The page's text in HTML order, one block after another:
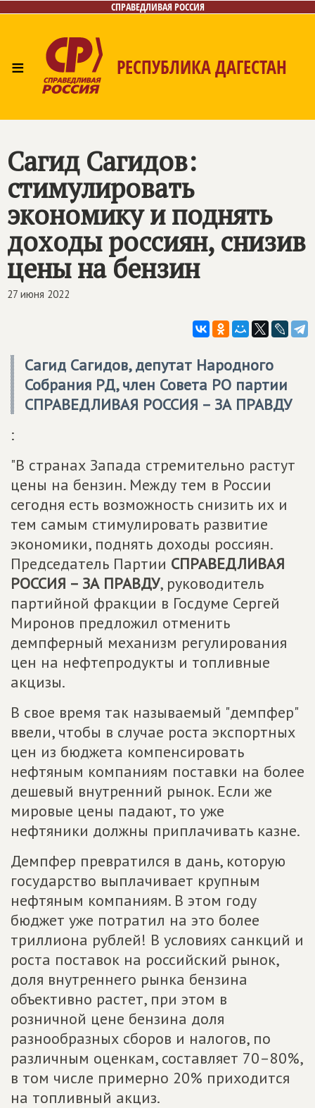
СПРАВЕДЛИВАЯ РОССИЯ
≡ РЕСПУБЛИКА ДАГЕСТАН
Сагид Сагидов:
стимулировать
экономику и поднять
доходы россиян, снизив
цены на бензин
27 июня 2022
Сагид Сагидов, депутат Народного
Собрания РД, член Совета РО партии
СПРАВЕДЛИВАЯ РОССИЯ – ЗА ПРАВДУ
:
"В странах Запада стремительно растут
цены на бензин. Между тем в России
сегодня есть возможность снизить их и
тем самым стимулировать развитие
экономики, поднять доходы россиян.
Председатель Партии СПРАВЕДЛИВАЯ
РОССИЯ – ЗА ПРАВДУ, руководитель
партийной фракции в Госдуме Сергей
Миронов предложил отменить
демпферный механизм регулирования
цен на нефтепродукты и топливные
акцизы.
В свое время так называемый "демпфер"
ввели, чтобы в случае роста экспортных
цен из бюджета компенсировать
нефтяным компаниям поставки на более
дешевый внутренний рынок. Если же
мировые цены падают, то уже
нефтяники должны приплачивать казне.
Демпфер превратился в дань, которую
государство выплачивает крупным
нефтяным компаниям. В этом году
бюджет уже потратил на это более
триллиона рублей! В условиях санкций и
роста поставок на российский рынок,
доля внутреннего рынка бензина
объективно растет, при этом в
розничной цене бензина доля
разнообразных сборов и налогов, по
различным оценкам, составляет 70–80%,
в том числе примерно 20% приходится
на топливный акциз.